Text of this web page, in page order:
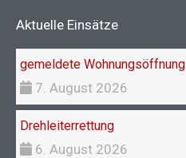
k
Aktuelle Einsätze
gemeldete Wohnungsöffnung
7. August 2026
Drehleiterrettung
6. August 2026